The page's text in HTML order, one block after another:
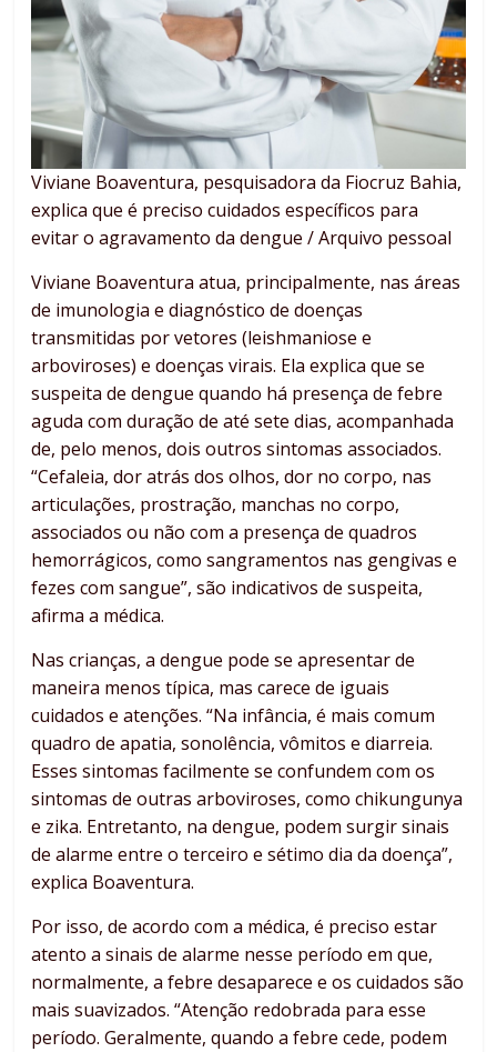
Viviane Boaventura, pesquisadora da Fiocruz Bahia,
explica que é preciso cuidados específicos para
evitar o agravamento da dengue / Arquivo pessoal
Viviane Boaventura atua, principalmente, nas áreas
de imunologia e diagnóstico de doenças
transmitidas por vetores (leishmaniose e
arboviroses) e doenças virais. Ela explica que se
suspeita de dengue quando há presença de febre
aguda com duração de até sete dias, acompanhada
de, pelo menos, dois outros sintomas associados.
“Cefaleia, dor atrás dos olhos, dor no corpo, nas
articulações, prostração, manchas no corpo,
associados ou não com a presença de quadros
hemorrágicos, como sangramentos nas gengivas e
fezes com sangue”, são indicativos de suspeita,
afirma a médica.
Nas crianças, a dengue pode se apresentar de
maneira menos típica, mas carece de iguais
cuidados e atenções. “Na infância, é mais comum
quadro de apatia, sonolência, vômitos e diarreia.
Esses sintomas facilmente se confundem com os
sintomas de outras arboviroses, como chikungunya
e zika. Entretanto, na dengue, podem surgir sinais
de alarme entre o terceiro e sétimo dia da doença”,
explica Boaventura.
Por isso, de acordo com a médica, é preciso estar
atento a sinais de alarme nesse período em que,
normalmente, a febre desaparece e os cuidados são
mais suavizados. “Atenção redobrada para esse
período. Geralmente, quando a febre cede, podem